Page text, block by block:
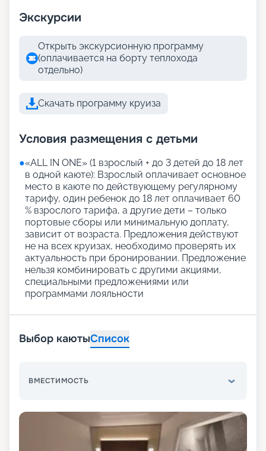
Экскурсии
Открыть экскурсионную программу
(оплачивается на борту теплохода
отдельно)
Скачать программу круиза
Условия размещения с детьми
●«АLL IN ONE» (1 взрослый + до 3 детей до 18 лет
в одной каюте): Взрослый оплачивает основное
место в каюте по действующему регулярному
тарифу, один ребенок до 18 лет оплачивает 60
% взрослого тарифа, а другие дети – только
портовые сборы или минимальную доплату,
зависит от возраста. Предложения действуют
не на всех круизах, необходимо проверять их
актуальность при бронировании. Предложение
нельзя комбинировать с другими акциями,
специальными предложениями или
программами лояльности
Выбор каютыСписок
ВМЕСТИМОСТЬ